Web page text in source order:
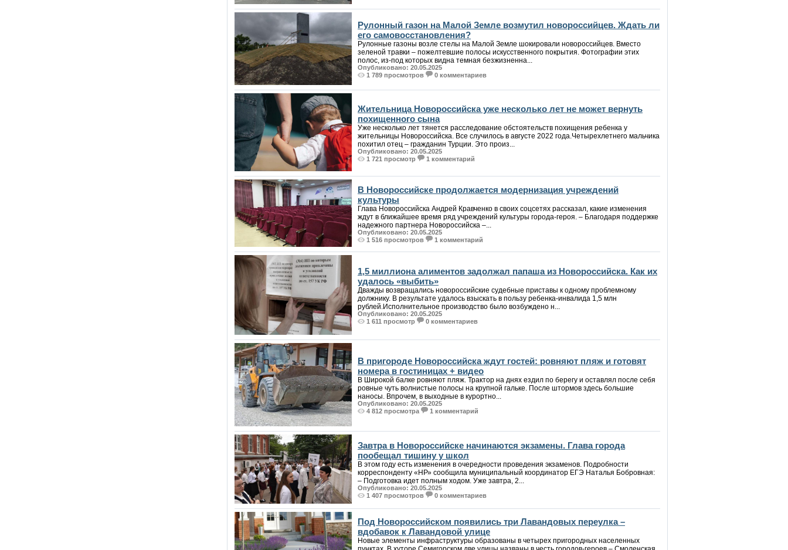
Рулонный газон на Малой Земле возмутил новороссийцев. Ждать ли
его самовосстановления?
Рулонные газоны возле стелы на Малой Земле шокировали новороссийцев. Вместо
зеленой травки – пожелтевшие полосы искусственного покрытия. Фотографии этих
полос, из-под которых видна темная безжизненна...
Опубликовано: 20.05.2025
1 789 просмотров
0 комментариев
Жительница Новороссийска уже несколько лет не может вернуть
похищенного сына
Уже несколько лет тянется расследование обстоятельств похищения ребенка у
жительницы Новороссийска. Все случилось в августе 2022 года.Четырехлетнего мальчика
похитил отец – гражданин Турции. Это произ...
Опубликовано: 20.05.2025
1 721 просмотр
1 комментарий
В Новороссийске продолжается модернизация учреждений
культуры
Глава Новороссийска Андрей Кравченко в своих соцсетях рассказал, какие изменения
ждут в ближайшее время ряд учреждений культуры города-героя. – Благодаря поддержке
надежного партнера Новороссийска –...
Опубликовано: 20.05.2025
1 516 просмотров
1 комментарий
1,5 миллиона алиментов задолжал папаша из Новороссийска. Как их
удалось «выбить»
Дважды возвращались новороссийские судебные приставы к одному проблемному
должнику. В результате удалось взыскать в пользу ребенка-инвалида 1,5 млн
рублей.Исполнительное производство было возбуждено н...
Опубликовано: 20.05.2025
1 611 просмотр
0 комментариев
В пригороде Новороссийска ждут гостей: ровняют пляж и готовят
номера в гостиницах + видео
В Широкой балке ровняют пляж. Трактор на днях ездил по берегу и оставлял после себя
ровные чуть волнистые полосы на крупной гальке. После штормов здесь большие
наносы. Впрочем, в выходные в курортно...
Опубликовано: 20.05.2025
4 812 просмотра
1 комментарий
Завтра в Новороссийске начинаются экзамены. Глава города
пообещал тишину у школ
В этом году есть изменения в очередности проведения экзаменов. Подробности
корреспонденту «НР» сообщила муниципальный координатор ЕГЭ Наталья Бобровная:
– Подготовка идет полным ходом. Уже завтра, 2...
Опубликовано: 20.05.2025
1 407 просмотров
0 комментариев
Под Новороссийском появились три Лавандовых переулка –
вдобавок к Лавандовой улице
Новые элементы инфраструктуры образованы в четырех пригородных населенных